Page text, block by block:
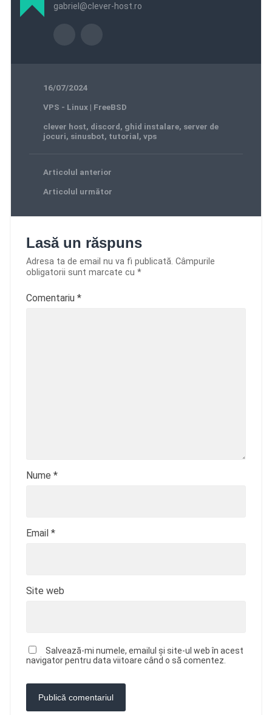
gabriel@clever-host.ro
16/07/2024
VPS - Linux | FreeBSD
clever host, discord, ghid instalare, server de
jocuri, sinusbot, tutorial, vps
Articolul anterior
Articolul următor
Lasă un răspuns
Adresa ta de email nu va fi publicată. Câmpurile
obligatorii sunt marcate cu *
Comentariu *
Nume *
Email *
Site web
Salvează-mi numele, emailul și site-ul web în acest
navigator pentru data viitoare când o să comentez.